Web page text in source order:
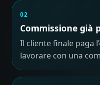
02
Commissione già
Il cliente finale paga
lavorare con una